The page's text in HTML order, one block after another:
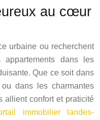
au cœur
urbaine ou recherchent
dans les
Que ce soit dans
dans les charmantes
allient confort et praticité
immobilier landes-